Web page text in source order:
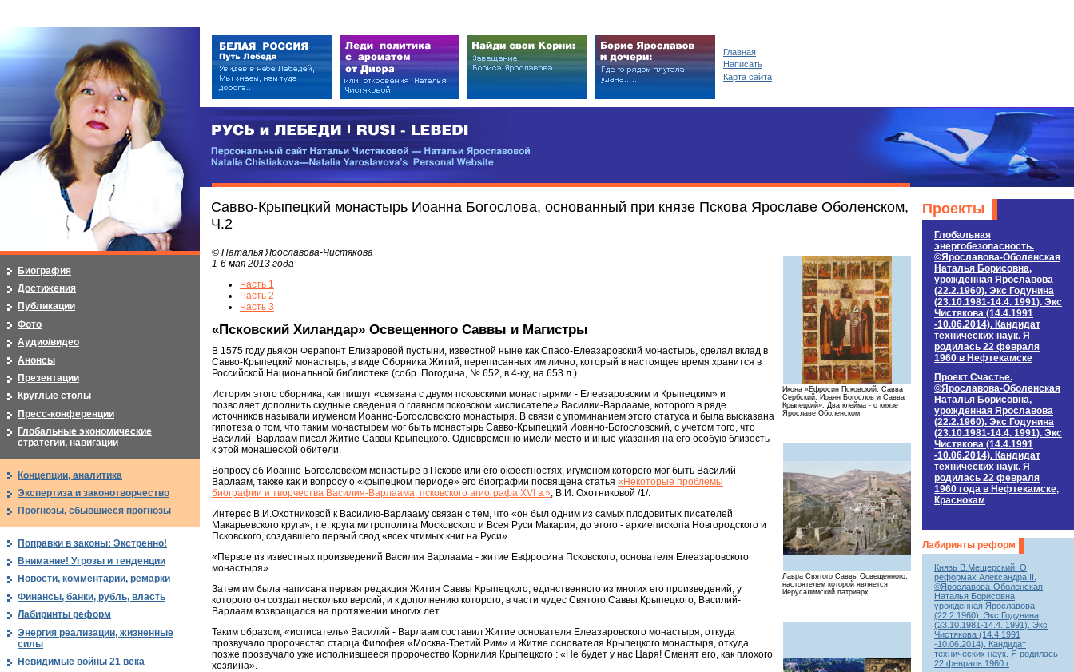
РУСЬ и ЛЕБЕДИ | RUSI — LEBEDI
Персональный сайт Натальи Чистяковой — Натальи Ярославовой
Савво-Крыпецкий монастырь Иоанна Богослова, основанный при князе Пскова Ярославе Оболенском,
Ч.2
Икона «Ефросин Псковский, Савва
Сербский, Иоанн Богослов и Савва
Крыпецкий». Два клейма - о князе
Ярославе Оболенском
Лавра Святого Саввы Освещенного,
настоятелем которой является
Иерусалимский патриарх
© Наталья Ярославова-Чистякова
1-6 мая 2013 года
Часть 1
Часть 2
Часть 3
«Псковский Хиландар» Освещенного Саввы и Магистры
В 1575 году дьякон Ферапонт Елизаровой пустыни, известной ныне как Спасо-Елеазаровский монастырь, сделал вклад в
Савво-Крыпецкий монастырь, в виде Сборника Житий, переписанных им лично, который в настоящее время хранится в
Российской Национальной библиотеке (собр. Погодина, № 652, в 4-ку, на 653 л.).
История этого сборника, как пишут «связана с двумя псковскими монастырями - Елеазаровским и Крыпецким» и
позволяет дополнить скудные сведения о главном псковском «исписателе» Василии-Варлааме, которого в ряде
источников называли игуменом Иоанно-Богословского монастыря. В связи с упоминанием этого статуса и была высказана
гипотеза о том, что таким монастырем мог быть монастырь Савво-Крыпецкий Иоанно-Богословский, с учетом того, что
Василий -Варлаам писал Житие Саввы Крыпецкого. Одновременно имели место и иные указания на его особую близость
к этой монашеской обители.
Вопросу об Иоанно-Богословском монастыре в Пскове или его окрестностях, игуменом которого мог быть Василий -
Варлаам, также как и вопросу о «крыпецком периоде» его биографии посвящена статья «Некоторые проблемы
биографии и творчества Василия-Варлаама, псковского агиографа XVI в.» , В.И. Охотниковой /1/.
Интерес В.И.Охотниковой к Василию-Варлааму связан с тем, что «он был одним из самых плодовитых писателей
Макарьевского круга», т.е. круга митрополита Московского и Всея Руси Макария, до этого - архиепископа Новгородского и
Псковского, создавшего первый свод «всех чтимых книг на Руси».
«Первое из известных произведений Василия Варлаама - житие Евфросина Псковского, основателя Елеазаровского
монастыря».
Затем им была написана первая редакция Жития Саввы Крыпецкого, единственного из многих его произведений, у
которого он создал несколько версий, и к дополнению которого, в части чудес Святого Саввы Крыпецкого, Василий-
Варлаам возвращался на протяжении многих лет.
Таким образом, «исписатель» Василий - Варлаам составил Житие основателя Елеазаровского монастыря, откуда
прозвучало пророчество старца Филофея «Москва-Третий Рим» и Житие основателя Крыпецкого монастыря, откуда
позже прозвучало уже исполнившееся пророчество Корнилия Крыпецкого : «Не будет у нас Царя! Сменят его, как плохого
хозяина».
Проекты
Глобальная
энергобезопасность.
©Ярославова-Оболенская
Наталья Борисовна,
урожденная Ярославова
(22.2.1960). Экс Годунина
(23.10.1981-14.4. 1991). Экс
Чистякова (14.4.1991
-10.06.2014). Кандидат
технических наук. Я
родилась 22 февраля
1960 в Нефтекамске
Проект Счастье.
©Ярославова-Оболенская
Наталья Борисовна,
урожденная Ярославова
(22.2.1960). Экс Годунина
(23.10.1981-14.4. 1991). Экс
Чистякова (14.4.1991
-10.06.2014). Кандидат
технических наук. Я
родилась 22 февраля
1960 года в Нефтекамске,
Краснокам
Лабиринты реформ
Князь В.Мещерский: О
реформах Александра II.
©Ярославова-Оболенская
Наталья Борисовна,
урожденная Ярославова
(22.2.1960). Экс Годунина
(23.10.1981-14.4. 1991). Экс
Чистякова (14.4.1991
-10.06.2014). Кандидат
технических наук. Я родилась
22 февраля 1960 г
Биография
Достижения
Публикации
Фото
Аудио/видео
Анонсы
Презентации
Круглые столы
Пресс-конференции
Глобальные экономические
стратегии, навигации
Концепции, аналитика
Экспертиза и законотворчество
Прогнозы, сбывшиеся прогнозы
Поправки в законы: Экстренно!
Внимание! Угрозы и тенденции
Новости, комментарии, ремарки
Финансы, банки, рубль, власть
Лабиринты реформ
Энергия реализации, жизненные
силы
Невидимые войны 21 века
Главная
Написать
Карта сайта